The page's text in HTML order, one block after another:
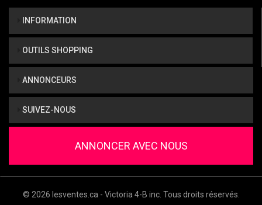
INFORMATION
OUTILS SHOPPING
ANNONCEURS
SUIVEZ-NOUS
ANNONCER AVEC NOUS
© 2026 lesventes.ca - Victoria 4-B inc. Tous droits réservés.